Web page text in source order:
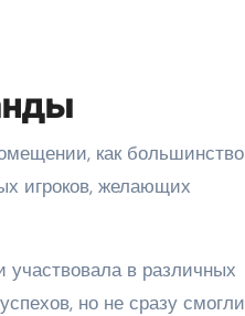
как большинство
игроков, желающих
участвовала в различных
но не сразу смогли